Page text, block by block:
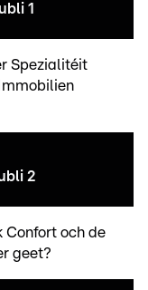
1
Spezialitéit
2
Confort och de
geet?